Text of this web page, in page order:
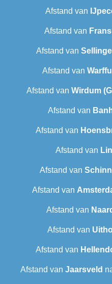
Afstand van
Afstand van
Afstand van
Afstand van
Afstand van Wirdum
Afstand van
Afstand van
Afstand van
Afstand van
Afstand van
Afstand van
Afstand van
Afstand van
Afstand van Jaarsveld